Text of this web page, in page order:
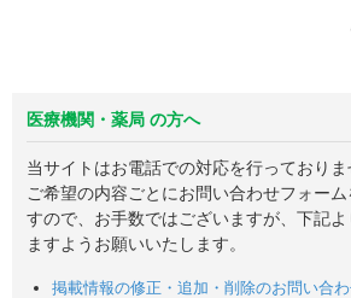
医療機関・薬局 の方へ
当サイトはお電話での対応を行っておりま
ご希望の内容ごとにお問い合わせフォー
すので、お手数ではございますが、下記
ますようお願いいたします。
掲載情報の修正・追加・削除のお問い合